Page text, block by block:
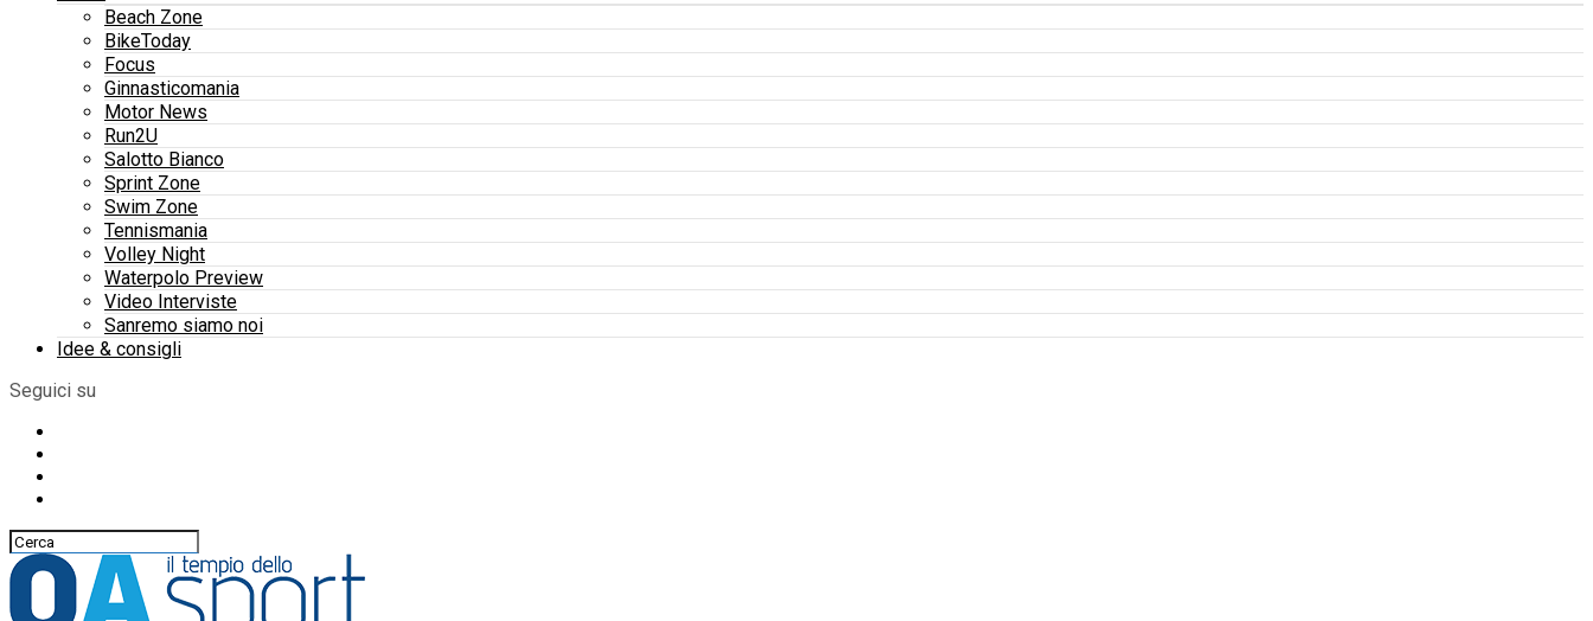
Beach Zone
BikeToday
Focus
Ginnasticomania
Motor News
Run2U
Salotto Bianco
Sprint Zone
Swim Zone
Tennismania
Volley Night
Waterpolo Preview
Video Interviste
Sanremo siamo noi
Idee & consigli
Seguici su